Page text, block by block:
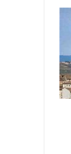
r
i
b
u
t